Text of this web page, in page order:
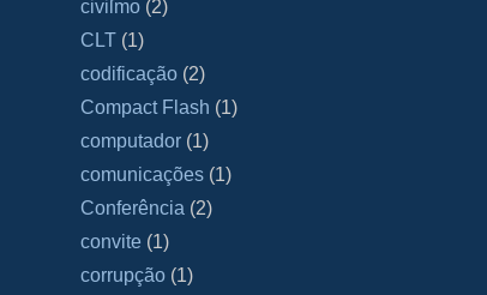
civiſmo (2)
CLT (1)
codificação (2)
Compact Flash (1)
computador (1)
comunicações (1)
Conferência (2)
convite (1)
corrupção (1)